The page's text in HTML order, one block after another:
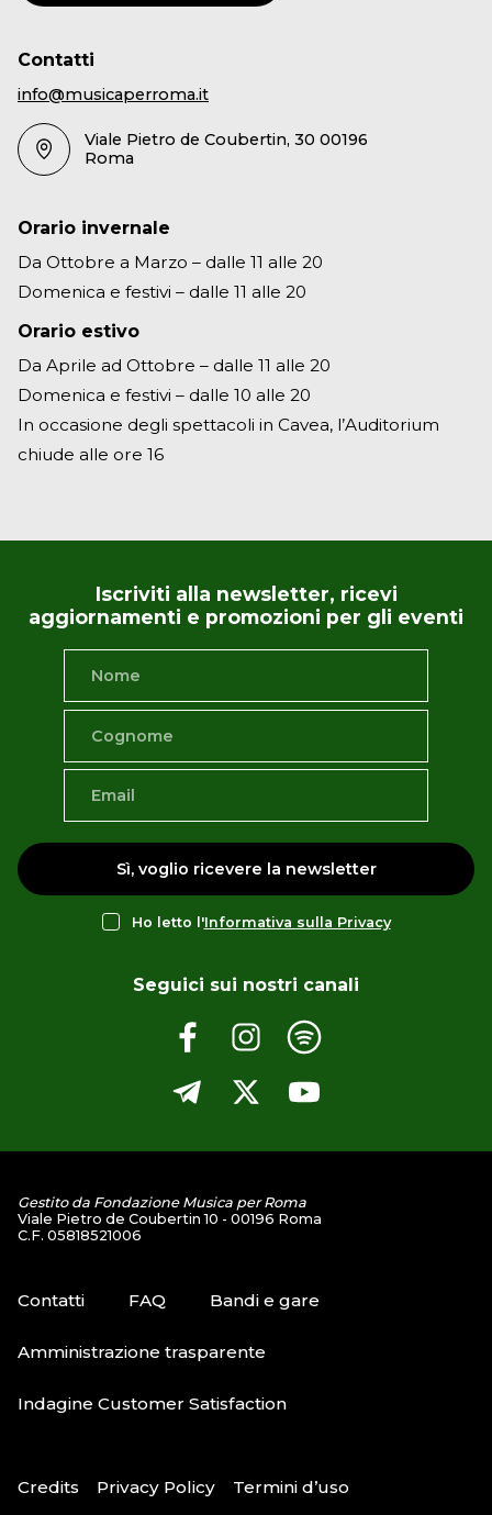
Contatti
info@musicaperroma.it
Viale Pietro de Coubertin, 30 00196
Roma
Orario invernale
Da Ottobre a Marzo – dalle 11 alle 20
Domenica e festivi – dalle 11 alle 20
Orario estivo
Da Aprile ad Ottobre – dalle 11 alle 20
Domenica e festivi – dalle 10 alle 20
In occasione degli spettacoli in Cavea, l’Auditorium
chiude alle ore 16
Iscriviti alla newsletter, ricevi
aggiornamenti e promozioni per gli eventi
Sì, voglio ricevere la newsletter
Ho letto l'Informativa sulla Privacy
Seguici sui nostri canali
Gestito da Fondazione Musica per Roma
Viale Pietro de Coubertin 10 - 00196 Roma
C.F. 05818521006
Contatti FAQ Bandi e gare
Amministrazione trasparente
Indagine Customer Satisfaction
Credits Privacy Policy Termini d’uso